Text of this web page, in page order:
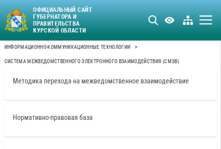
ОФИЦИАЛЬНЫЙ САЙТ
ГУБЕРНАТОРА И
ПРАВИТЕЛЬСТВА
КУРСКОЙ ОБЛАСТИ
ИНФОРМАЦИОННО-КОММУНИКАЦИОННЫЕ ТЕХНОЛОГИИ >
СИСТЕМА МЕЖВЕДОМСТВЕННОГО ЭЛЕКТРОННОГО ВЗАИМОДЕЙСТВИЯ (СМЭВ)
Методика перехода на межведомственное взаимодействие
Нормативно-правовая база